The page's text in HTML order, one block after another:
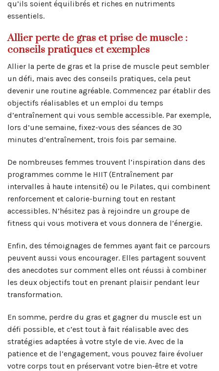
qu’ils soient équilibrés et riches en nutriments
essentiels.
Allier perte de gras et prise de muscle :
conseils pratiques et exemples
Allier la perte de gras et la prise de muscle peut sembler
un défi, mais avec des conseils pratiques, cela peut
devenir une routine agréable. Commencez par établir des
objectifs réalisables et un emploi du temps
d’entraînement qui vous semble accessible. Par exemple,
lors d’une semaine, fixez-vous des séances de 30
minutes d’entraînement, trois fois par semaine.
De nombreuses femmes trouvent l’inspiration dans des
programmes comme le HIIT (Entraînement par
intervalles à haute intensité) ou le Pilates, qui combinent
renforcement et calorie-burning tout en restant
accessibles. N’hésitez pas à rejoindre un groupe de
fitness qui vous motivera et vous donnera de l’énergie.
Enfin, des témoignages de femmes ayant fait ce parcours
peuvent aussi vous encourager. Elles partagent souvent
des anecdotes sur comment elles ont réussi à combiner
les deux objectifs tout en prenant plaisir pendant leur
transformation.
En somme, perdre du gras et gagner du muscle est un
défi possible, et c’est tout à fait réalisable avec des
stratégies adaptées à votre style de vie. Avec de la
patience et de l’engagement, vous pouvez faire évoluer
votre corps tout en préservant votre bien-être et votre